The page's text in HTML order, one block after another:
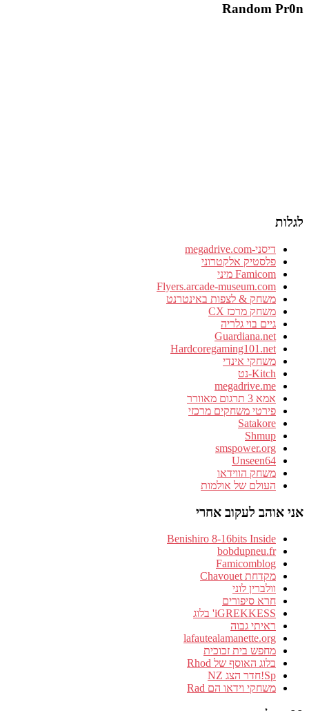
Random Pr0n
לגלות
דיסני-megadrive.com
פלסטיק אלקטרוני
Famicom מיני
Flyers.arcade-museum.com
משחק & לצפות באינטרנט
משחק מרכז CX
גיים בוי גלריה
Guardiana.net
Hardcoregaming101.net
משחקי אינדי
Kitch-נט
megadrive.me
אמא 3 תרגום מאוורר
פירטי משחקים מרכזי
Satakore
Shmup
smspower.org
Unseen64
משחק הווידאו
העולם של אולמות
אני אוהב לעקוב אחרי
Benishiro 8-16bits Inside
bobdupneu.fr
Famicomblog
מקדחת Chavouet
וולברין לוני
חרא סיפורים
iGREKKESS' בלוג
ראיתי גבוה
lafautealamanette.org
מחפש בית זכוכית
בלוג האוסף של Rhod
Sp!חדר הצג NZ
משחקי וידאו הם Rad